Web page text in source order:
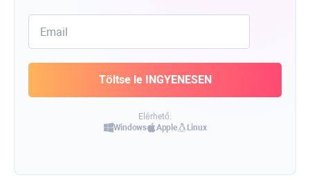
Elérhető:
Windows
Apple Linux